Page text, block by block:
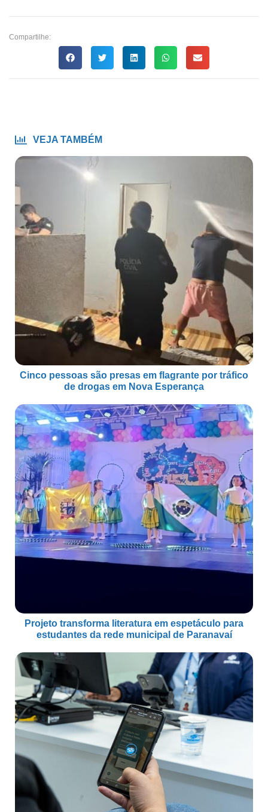
Compartilhe:
VEJA TAMBÉM
Cinco pessoas são presas em flagrante por tráfico
de drogas em Nova Esperança
Projeto transforma literatura em espetáculo para
estudantes da rede municipal de Paranavaí